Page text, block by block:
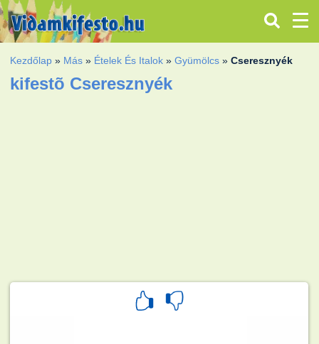
Kezdőlap » Más » Ételek És Italok »Gyümölcs »Cseresznyék
kifestõ Cseresznyék